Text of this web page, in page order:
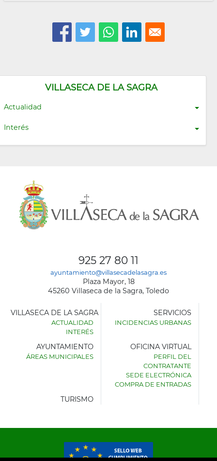
VILLASECA DE LA SAGRA
Actualidad
Interés
925 27 80 11
ayuntamiento@villasecadelasagra.es
Plaza Mayor, 18
45260 Villaseca de la Sagra, Toledo
AYUNTAMIENTO
VILLASECA DE LA SAGRA
ACTUALIDAD
INTERÉS
SERVICIOS
INCIDENCIAS URBANAS
AYUNTAMIENTO
ÁREAS MUNICIPALES
OFICINA VIRTUAL
PERFIL DEL
CONTRATANTE
SEDE ELECTRÓNICA
COMPRA DE ENTRADAS
TURISMO